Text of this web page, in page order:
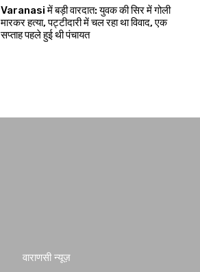
Varanasi में बड़ी वारदात: युवक की सिर में गोली
मारकर हत्या, पट्टीदारी में चल रहा था विवाद, एक
सप्ताह पहले हुई थी पंचायत
वाराणसी न्यूज़